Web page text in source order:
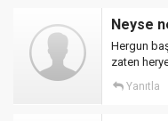
Neyse
Hergun
zaten
Yanıtla